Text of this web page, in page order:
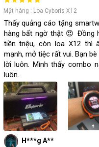
H***g A**
Thấy quảng cáo tặng
hàng bất ngờ thật 😍 Đồng
tiền triệu, còn loa X12 thì
mạnh, mở tiệc rất vui. Bạn
lời luôn. Mình thấy combo
luôn.
Mặt hàng : Loa Cyboris X12